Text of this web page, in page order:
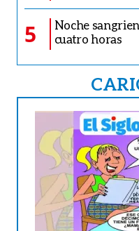
5
Noche
cuatro horas